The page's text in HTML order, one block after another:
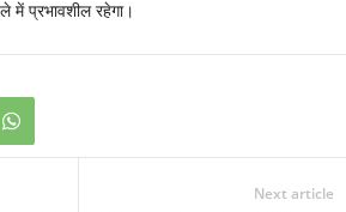
में प्रभावशील रहेगा।
Next article